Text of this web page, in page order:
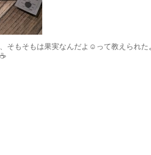
そもそもは果実なんだよ☺️って教えられた